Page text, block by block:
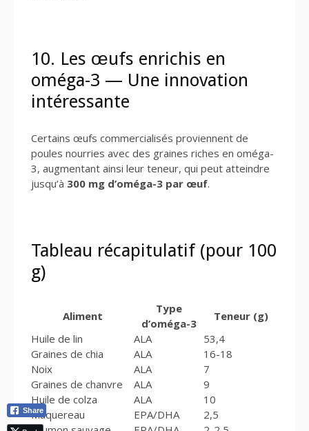
10. Les œufs enrichis en
oméga-3 — Une innovation
intéressante
Certains œufs commercialisés proviennent de
poules nourries avec des graines riches en oméga-
3, augmentant ainsi leur teneur, qui peut atteindre
jusqu’à 300 mg d’oméga-3 par œuf.
Tableau récapitulatif (pour 100
g)
Aliment
Type
d’oméga-3
Teneur (g)
Huile de lin
ALA
53,4
Graines de chia
ALA
16-18
Noix
ALA
7
Graines de chanvre
ALA
9
Huile de colza
ALA
10
Maquereau
EPA/DHA
2,5
Share